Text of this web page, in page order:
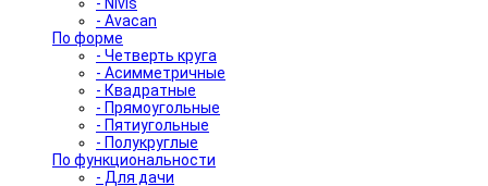
- Avacan
По форме
- Четверть круга
- Асимметричные
- Квадратные
- Прямоугольные
- Пятиугольные
- Полукруглые
По функциональности
- Для дачи